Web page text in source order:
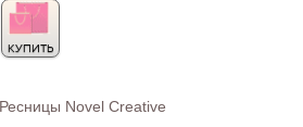
КУПИТЬ
Novel Creative